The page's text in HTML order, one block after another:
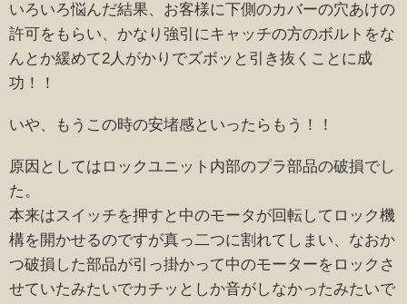
いろいろ悩んだ結果、お客様に下側のカバーの穴あけの
許可をもらい、かなり強引にキャッチの方のボルトをな
んとか緩めて2人がかりでズボッと引き抜くことに成
功！！
いや、もうこの時の安堵感といったらもう！！
原因としてはロックユニット内部のプラ部品の破損でし
た。
本来はスイッチを押すと中のモータが回転してロック機
構を開かせるのですが真っ二つに割れてしまい、なおか
つ破損した部品が引っ掛かって中のモーターをロックさ
せていたみたいでカチッとしか音がしなかったみたいで